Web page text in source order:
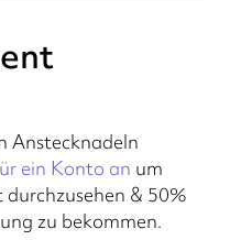
Anstecknadeln
ein Konto an um
& 50%
zu bekommen.